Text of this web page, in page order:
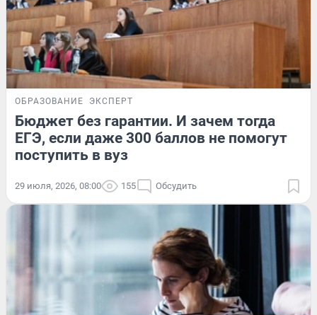
ОБРАЗОВАНИЕ ЭКСПЕРТ
Бюджет без гарантии. И зачем тогда
ЕГЭ, если даже 300 баллов не помогут
поступить в вуз
29 июля, 2026, 08:00 155 Обсудить